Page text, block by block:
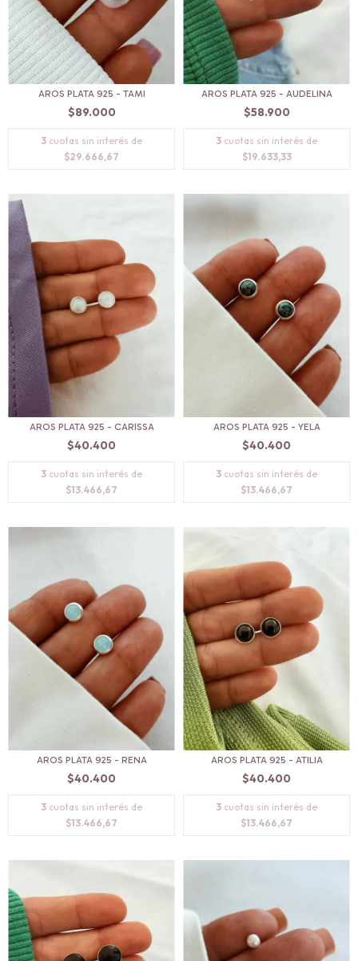
AROS PLATA 925 - TAMI
$89.000
3 cuotas sin interés de
$29.666,67
AROS PLATA 925 - AUDELINA
$58.900
3 cuotas sin interés de
$19.633,33
AROS PLATA 925 - CARISSA
$40.400
3 cuotas sin interés de
$13.466,67
AROS PLATA 925 - YELA
$40.400
3 cuotas sin interés de
$13.466,67
AROS PLATA 925 - RENA
$40.400
3 cuotas sin interés de
$13.466,67
AROS PLATA 925 - ATILIA
$40.400
3 cuotas sin interés de
$13.466,67